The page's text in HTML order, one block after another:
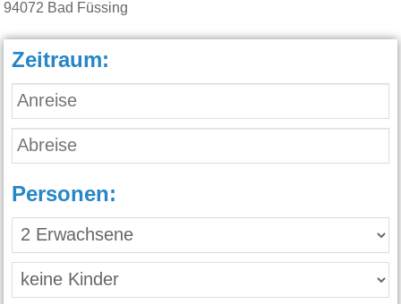
94072 Bad Füssing
Zeitraum:
Personen: